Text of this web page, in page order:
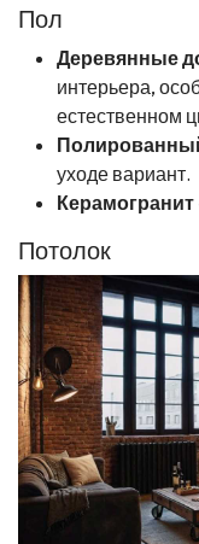
Пол
Деревянные
интерьера,
естественном
уходе вариант.
Керамогранит
Потолок